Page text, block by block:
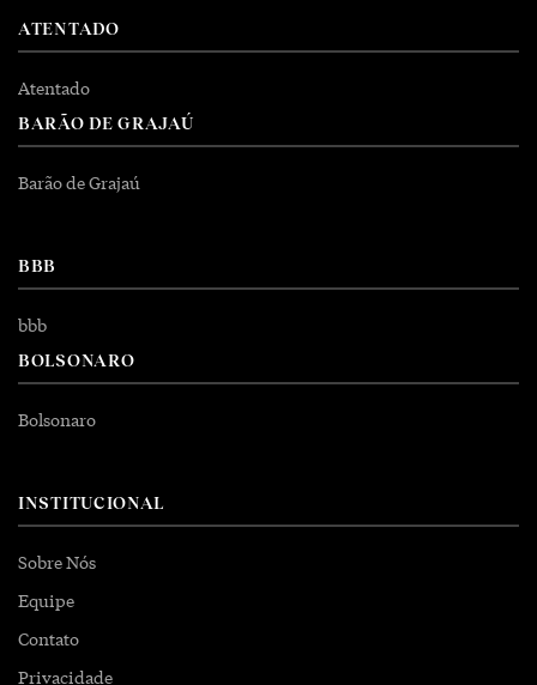
ATENTADO
Atentado
BARÃO DE GRAJAÚ
Barão de Grajaú
BBB
bbb
BOLSONARO
Bolsonaro
INSTITUCIONAL
Sobre Nós
Equipe
Contato
Privacidade